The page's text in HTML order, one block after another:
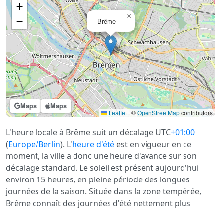
Maps Maps
Brême
×
+
−
Leaflet | ©OpenStreetMapcontributors
L'heure locale à Brême suit un décalage UTC+01:00
(Europe/Berlin). L'heure d'été est en vigueur en ce
moment, la ville a donc une heure d'avance sur son
décalage standard. Le soleil est présent aujourd'hui
environ 15 heures, en pleine période des longues
journées de la saison. Située dans la zone tempérée,
Brême connaît des journées d'été nettement plus